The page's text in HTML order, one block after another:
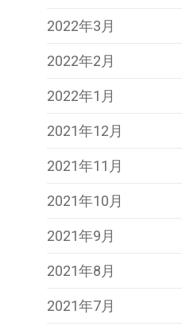
2022年3月
2022年2月
2022年1月
2021年12月
2021年11月
2021年10月
2021年9月
2021年8月
2021年7月